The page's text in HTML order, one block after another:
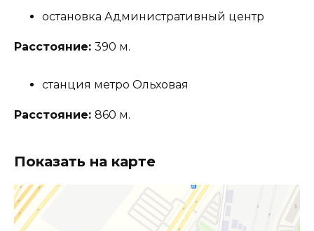
остановка Административный центр
Расстояние: 390 м.
станция метро Ольховая
Расстояние: 860 м.
Показать на карте